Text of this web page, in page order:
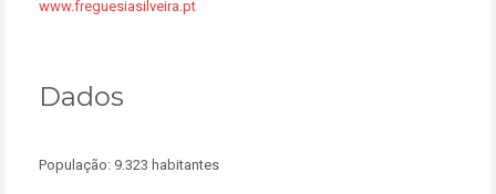
www.freguesiasilveira.pt
Dados
População: 9.323 habitantes